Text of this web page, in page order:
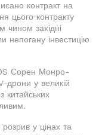
контракт на
цього контракту
чином західні
непогану інвестицію
Сорен Монро-
дрони у великій
китайських
у цінах та